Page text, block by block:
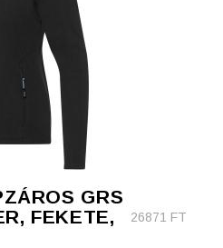
GRS
FEKETE,
26871 FT